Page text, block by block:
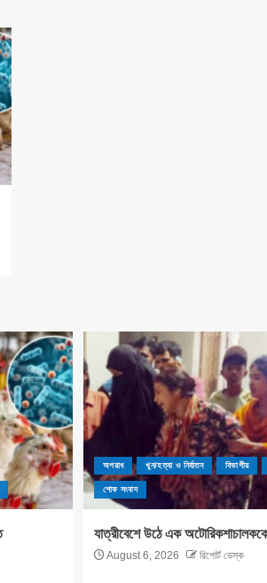
অপরাধ খুন/হত্যা ও নির্যাতন বিভাগীয়
শোক সংবাদ
যাত্রীবেশে উঠে এক
August 6, 2026 রিপোর্ট ডেস্ক